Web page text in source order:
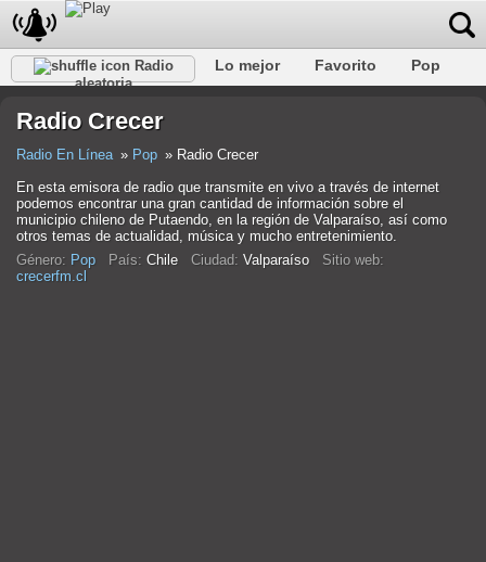
Radio
aleatoria
Lo mejor Favorito
Pop
Rap
Trans Falk
Radio Crecer
Radio En Línea Pop
Radio Crecer
En esta emisora de radio que transmite en vivo a través de internet
podemos encontrar una gran cantidad de información sobre el
municipio chileno de Putaendo, en la región de Valparaíso, así como
otros temas de actualidad, música y mucho entretenimiento.
Género: Pop País: Chile Ciudad: Valparaíso Sitio web:
crecerfm.cl